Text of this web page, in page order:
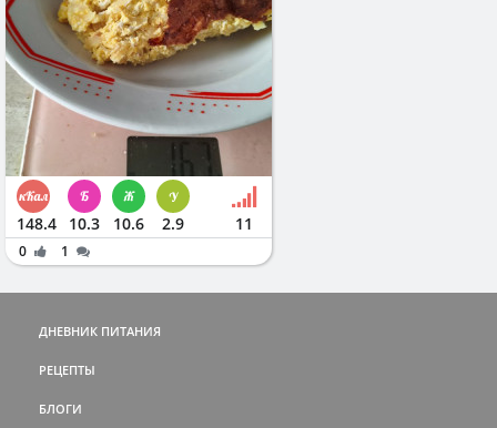
148.4 10.3 10.6 2.9 11
0 1
ДНЕВНИК ПИТАНИЯ
РЕЦЕПТЫ
БЛОГИ